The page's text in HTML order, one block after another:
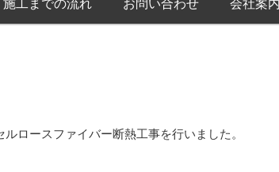
ロースファイバー断熱工事を行いました。